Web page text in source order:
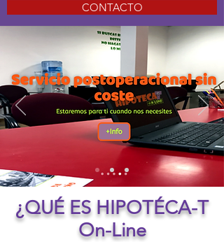
CONTACTO
¿QUÉ ES HIPOTÉCA-T
On-Line